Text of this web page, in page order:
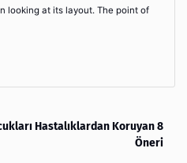
looking at its layout. The point of
Hastalıklardan Koruyan 8
Öneri